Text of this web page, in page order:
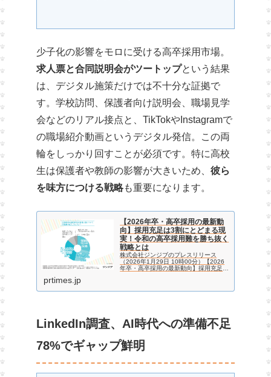
少子化の影響をモロに受ける高卒採用市場。
求人票と合同説明会がツートップという結果
は、デジタル施策だけでは不十分な証拠で
す。学校訪問、保護者向け説明会、職場見学
会などのリアル接点と、TikTokやInstagramで
の職場紹介動画というデジタル発信。この両
輪をしっかり回すことが必須です。特に高校
生は保護者や教師の影響が大きいため、 彼ら
を味方につける戦略も重要になります。
【2026年卒・高卒採用の最新動
向】採用充足は3割にとどまる現
実！令和の高卒採用難を勝ち抜く
戦略とは
株式会社ジンジブのプレスリリース
（2026年1月29日 10時00分）【2026
年卒・高卒採用の最新動向】採用充足は
prtimes.jp
LinkedIn調査、AI時代への準備不足
78%でギャップ鮮明